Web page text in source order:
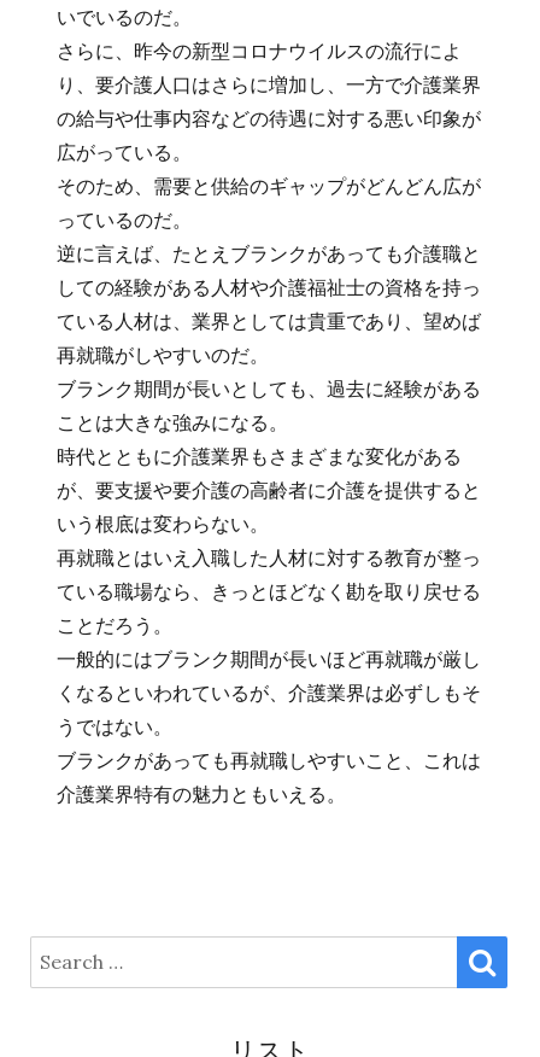
いでいるのだ。
さらに、昨今の新型コロナウイルスの流行によ
り、要介護人口はさらに増加し、一方で介護業界
の給与や仕事内容などの待遇に対する悪い印象が
広がっている。
そのため、需要と供給のギャップがどんどん広が
っているのだ。
逆に言えば、たとえブランクがあっても介護職と
しての経験がある人材や介護福祉士の資格を持っ
ている人材は、業界としては貴重であり、望めば
再就職がしやすいのだ。
ブランク期間が長いとしても、過去に経験がある
ことは大きな強みになる。
時代とともに介護業界もさまざまな変化がある
が、要支援や要介護の高齢者に介護を提供すると
いう根底は変わらない。
再就職とはいえ入職した人材に対する教育が整っ
ている職場なら、きっとほどなく勘を取り戻せる
ことだろう。
一般的にはブランク期間が長いほど再就職が厳し
くなるといわれているが、介護業界は必ずしもそ
うではない。
ブランクがあっても再就職しやすいこと、これは
介護業界特有の魅力ともいえる。
Search
for:
リスト